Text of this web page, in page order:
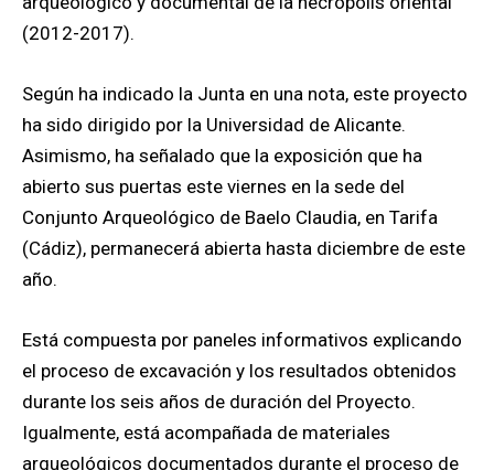
(2012-2017).
Según ha indicado la Junta en una nota, este proyecto
ha sido dirigido por la Universidad de Alicante.
Asimismo, ha señalado que la exposición que ha
abierto sus puertas este viernes en la sede del
Conjunto Arqueológico de Baelo Claudia, en Tarifa
(Cádiz), permanecerá abierta hasta diciembre de este
año.
Está compuesta por paneles informativos explicando
el proceso de excavación y los resultados obtenidos
durante los seis años de duración del Proyecto.
Igualmente, está acompañada de materiales
arqueológicos documentados durante el proceso de